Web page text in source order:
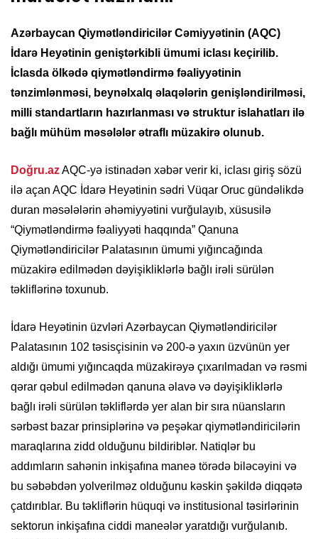
Azərbaycan Qiymətləndiricilər Cəmiyyətinin (AQC)
İdarə Heyətinin geniştərkibli ümumi iclası keçirilib.
İclasda ölkədə qiymətləndirmə fəaliyyətinin
tənzimlənməsi, beynəlxalq əlaqələrin genişləndirilməsi,
milli standartların hazırlanması və struktur islahatları ilə
bağlı mühüm məsələlər ətraflı müzakirə olunub.
Doğru.azAQC-yə istinadən xəbər verir ki, iclası giriş sözü
ilə açan AQC İdarə Heyətinin sədri Vüqar Oruc gündəlikdə
duran məsələlərin əhəmiyyətini vurğulayıb, xüsusilə
“Qiymətləndirmə fəaliyyəti haqqında” Qanuna
Qiymətləndiricilər Palatasının ümumi yığıncağında
müzakirə edilmədən dəyişikliklərlə bağlı irəli sürülən
təkliflərinə toxunub.
İdarə Heyətinin üzvləri Azərbaycan Qiymətləndiricilər
Palatasının 102 təsisçisinin və 200-ə yaxın üzvünün yer
aldığı ümumi yığıncaqda müzakirəyə çıxarılmadan və rəsmi
qərar qəbul edilmədən qanuna əlavə və dəyişikliklərlə
bağlı irəli sürülən təkliflərdə yer alan bir sıra nüansların
sərbəst bazar prinsiplərinə və peşəkar qiymətləndiricilərin
maraqlarına zidd olduğunu bildiriblər. Natiqlər bu
addımların sahənin inkişafına maneə törədə biləcəyini və
bu səbəbdən yolverilməz olduğunu kəskin şəkildə diqqətə
çatdırıblar. Bu təkliflərin hüquqi və institusional təsirlərinin
sektorun inkişafına ciddi maneələr yaratdığı vurğulanıb.